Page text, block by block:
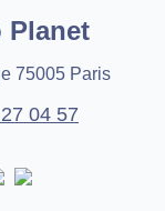
Planet
75005 Paris
04 57